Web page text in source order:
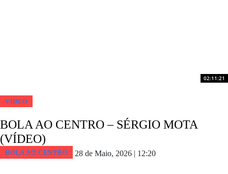
02:11:21
VIDEO
BOLA AO CENTRO – SÉRGIO MOTA
(VÍDEO)
BOLA AO CENTRO 28 de Maio, 2026 | 12:20